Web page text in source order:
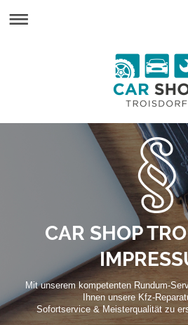
CAR SHOP
Mit unserem kompetenten Rundum-
Ihnen unsere Kfz-
Sofortservice & Meisterqualität zu